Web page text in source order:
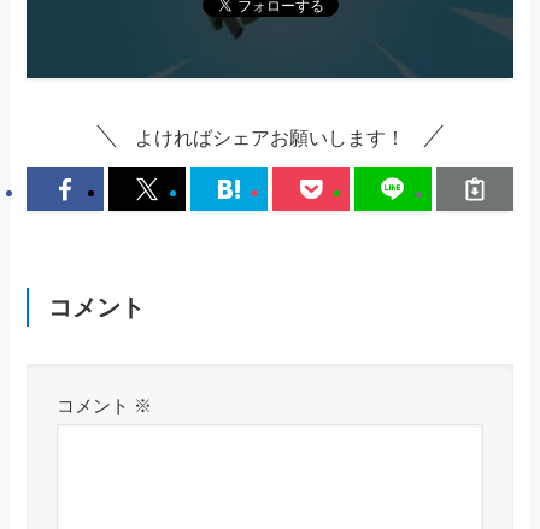
よければシェアお願いします！
コメント
コメント ※